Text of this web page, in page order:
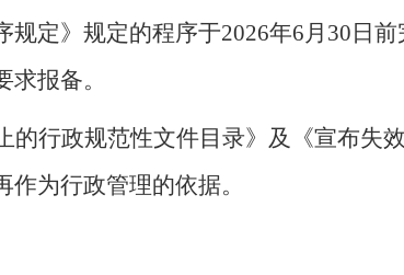
规定》规定的程序于2026年6月 30 日
报备。
的行政规范性文件目录》及《宣布失
为行政管理的依据。